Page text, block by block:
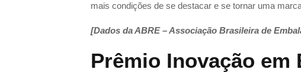
mais condições de se destacar e se tornar uma
[Dados da ABRE – Associação Brasileira de
Prêmio Inovação em